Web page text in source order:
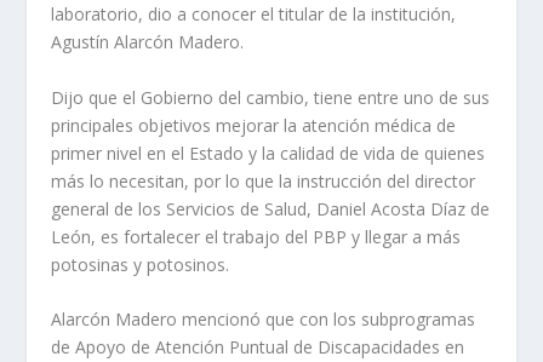
laboratorio, dio a conocer el titular de la institución,
Agustín Alarcón Madero.
Dijo que el Gobierno del cambio, tiene entre uno de sus
principales objetivos mejorar la atención médica de
primer nivel en el Estado y la calidad de vida de quienes
más lo necesitan, por lo que la instrucción del director
general de los Servicios de Salud, Daniel Acosta Díaz de
León, es fortalecer el trabajo del PBP y llegar a más
potosinas y potosinos.
Alarcón Madero mencionó que con los subprogramas
de Apoyo de Atención Puntual de Discapacidades en